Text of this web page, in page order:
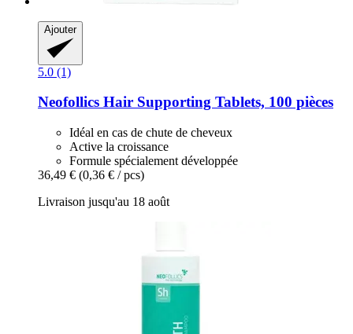
Ajouter
5.0 (1)
Neofollics Hair Supporting Tablets, 100 pièces
Idéal en cas de chute de cheveux
Active la croissance
Formule spécialement développée
36,49 € (0,36 € / pcs)
Livraison jusqu'au 18 août